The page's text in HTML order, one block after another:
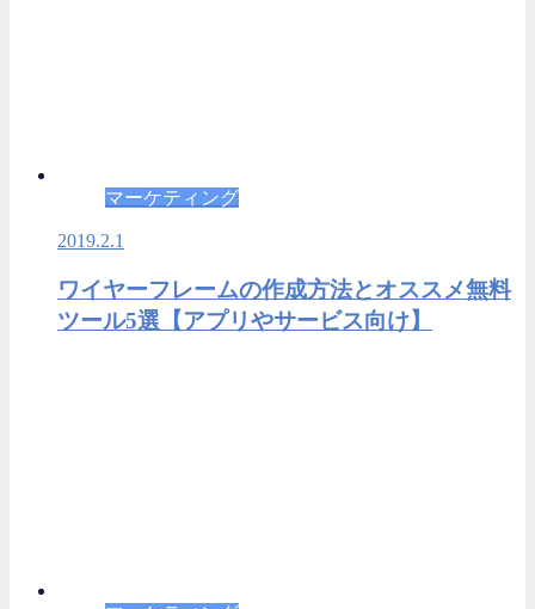
マーケティング
2019.2.1
ワイヤーフレームの作成方法とオススメ無料
ツール5選【アプリやサービス向け】